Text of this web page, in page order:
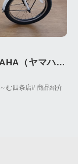
（ヤマハ）
む四条店# 商品紹介